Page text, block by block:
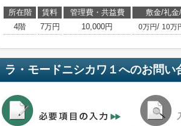
所在階 賃料 管理費・共益費 敷金/礼金
4階
7万円 10,000円 0万円/ 10万
ラ・モードニシカワ１へのお問い